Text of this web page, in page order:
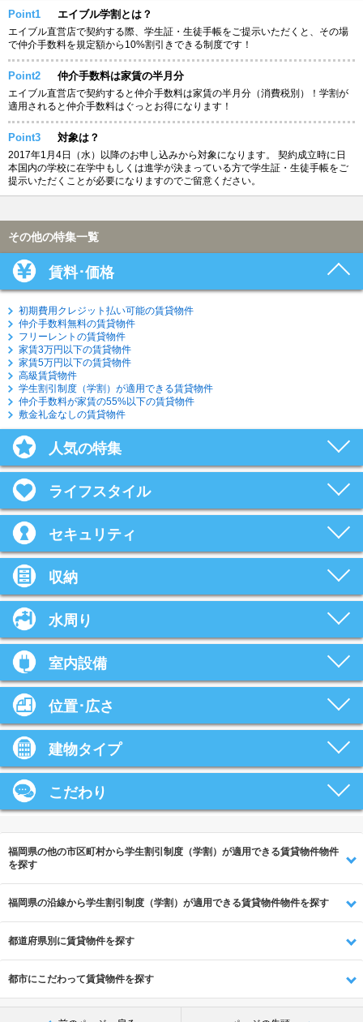
Point1 エイブル学割とは？
エイブル直営店で契約する際、学生証・生徒手帳をご提示いただくと、その場
で仲介手数料を規定額から10%割引きできる制度です！
Point2 仲介手数料は家賃の半月分
エイブル直営店で契約すると仲介手数料は家賃の半月分（消費税別）！学割が
適用されると仲介手数料はぐっとお得になります！
Point3 対象は？
2017年1月4日（水）以降のお申し込みから対象になります。 契約成立時に日
本国内の学校に在学中もしくは進学が決まっている方で学生証・生徒手帳をご
提示いただくことが必要になりますのでご留意ください。
その他の特集一覧
賃料･価格
初期費用クレジット払い可能の賃貸物件
仲介手数料無料の賃貸物件
フリーレントの賃貸物件
家賃3万円以下の賃貸物件
家賃5万円以下の賃貸物件
高級賃貸物件
学生割引制度（学割）が適用できる賃貸物件
仲介手数料が家賃の55%以下の賃貸物件
敷金礼金なしの賃貸物件
人気の特集
ライフスタイル
セキュリティ
収納
水周り
室内設備
位置･広さ
建物タイプ
こだわり
福岡県の他の市区町村から学生割引制度（学割）が適用できる賃貸物件物件
を探す
福岡県の沿線から学生割引制度（学割）が適用できる賃貸物件物件を探す
都道府県別に賃貸物件を探す
都市にこだわって賃貸物件を探す